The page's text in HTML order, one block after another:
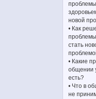
новой
• Как
стать
• Какие
общении
есть?
• Что в
не